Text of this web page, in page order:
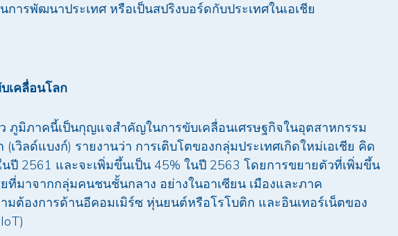
การพัฒนาประเทศ หรือเป็นสปริงบอร์ดกับประเทศในเอเชีย
เคลื่อนโลก
ว ภูมิภาคนี้เป็นกุญแจสำคัญในการขับเคลื่อนเศรษฐกิจในอุตสาหกรรม
เวิลด์แบงก์) รายงานว่า การเติบโตของกลุ่มประเทศเกิดใหม่เอเชีย คิด
นปี 2561 และจะเพิ่มขึ้นเป็น 45% ในปี 2563 โดยการขยายตัวที่เพิ่มขึ้น
ที่มาจากกลุ่มคนชนชั้นกลาง อย่างในอาเซียน เมืองและภาค
มต้องการด้านอีคอมเมิร์ซ หุ่นยนต์หรือโรโบติก และอินเทอร์เน็ตของ